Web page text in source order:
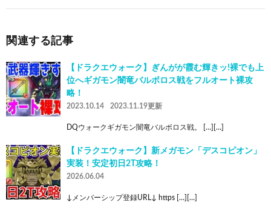
関連する記事
【ドラクエウォーク】ぎんがが霞む輝きッ!裸でも上
位へギガモン闇竜バルボロス戦をフルオート裸攻
略！
2023.10.14 2023.11.19更新
DQウォークギガモン闇竜バルボロス戦。 […][…]
【ドラクエウォーク】新メガモン「デスコピオン」
実装！安定初日2T攻略！
2026.06.04
↓メンバーシップ登録URL↓ https […][…]